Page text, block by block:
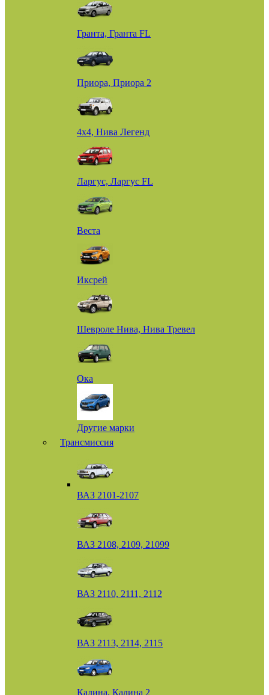
Гранта, Гранта FL
Приора, Приора 2
4х4, Нива Легенд
Ларгус, Ларгус FL
Веста
Иксрей
Шевроле Нива, Нива Тревел
Ока
Другие марки
Трансмиссия
ВАЗ 2101-2107
ВАЗ 2108, 2109, 21099
ВАЗ 2110, 2111, 2112
ВАЗ 2113, 2114, 2115
Калина, Калина 2